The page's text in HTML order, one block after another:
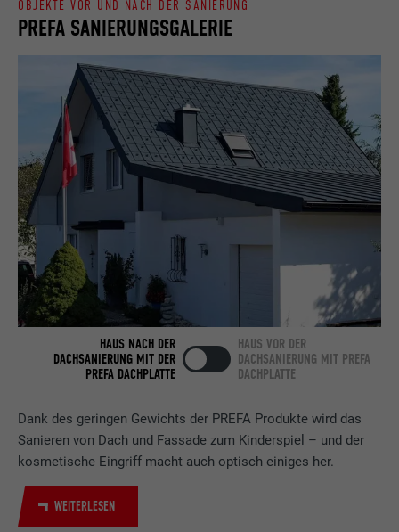
Dank des geringen Gewichts der PREFA Produkte wird das
Sanieren von Dach und Fassade zum Kinderspiel – und der
kosmetische Eingriff macht auch optisch einiges her.
WEITERLESEN
PREFA SANIERUNGSGALERIE
OBJEKTE VOR UND NACH DER SANIERUNG
HAUS NACH DER
DACHSANIERUNG MIT DER
PREFA DACHPLATTE
HAUS VOR DER
DACHSANIERUNG MIT PREFA
DACHPLATTE
Zweck
Eingestellt von LinkedIn, wenn eine
Webseite ein eingebettetes "Folgen Sie
Name bcookie
Anbieter LinkedIn
Laufzeit 2 Jahre
Zweck
Verwendet vom Social-Networking-Dienst
LinkedIn für die Verfolgung der
Verwendung von eingebetteten
Dienstleistungen.
bscookie
LinkedIn
Laufzeit 2 Jahre
Verwendet vom Social-Networking-Dienst
LinkedIn für die Verfolgung der